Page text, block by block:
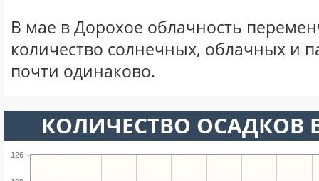
В мае в Дорохое облачность
количество солнечных, облачных и
почти одинаково.
КОЛИЧЕСТВО ОСАДКОВ
126